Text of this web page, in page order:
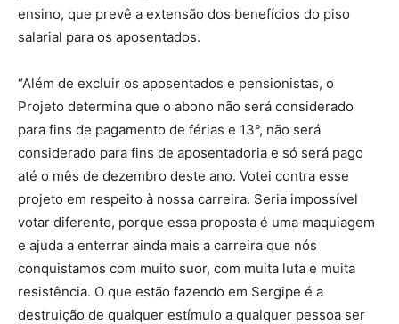
ensino, que prevê a extensão dos benefícios do piso
salarial para os aposentados.
“Além de excluir os aposentados e pensionistas, o
Projeto determina que o abono não será considerado
para fins de pagamento de férias e 13°, não será
considerado para fins de aposentadoria e só será pago
até o mês de dezembro deste ano. Votei contra esse
projeto em respeito à nossa carreira. Seria impossível
votar diferente, porque essa proposta é uma maquiagem
e ajuda a enterrar ainda mais a carreira que nós
conquistamos com muito suor, com muita luta e muita
resistência. O que estão fazendo em Sergipe é a
destruição de qualquer estímulo a qualquer pessoa ser